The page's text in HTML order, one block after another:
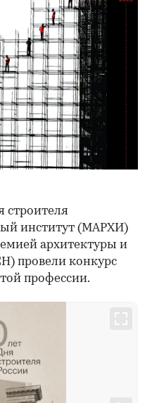
строителя
институт (МАРХИ)
архитектуры и
провели конкурс
профессии.